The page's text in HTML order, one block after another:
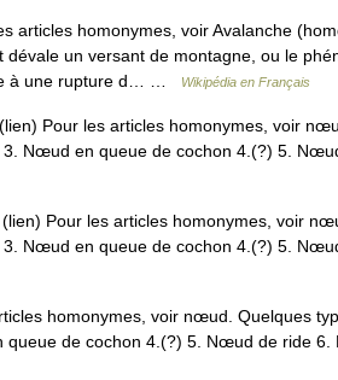
articles homonymes, voir Avalanche
dévale un versant de montagne, ou le
à une rupture d… …
Wikipédia en Français
Pour les articles homonymes, voir
3. Nœud en queue de cochon 4.(?) 5.
Pour les articles homonymes, voir
3. Nœud en queue de cochon 4.(?) 5.
homonymes, voir nœud. Quelques
queue de cochon 4.(?) 5. Nœud de ride